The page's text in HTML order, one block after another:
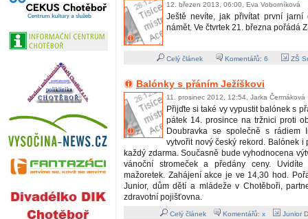
12. březen 2013, 06:00, Eva Voborníková
Ještě nevíte, jak přivítat první jarní
námět. Ve čtvrtek 21. března pořádá
Celý článek Komentářů: 6 ZŠ
Balónky s přáním Ježíškovi
11. prosinec 2012, 12:54, Jarka Čermáková
Přijďte si také vy vypustit balónek s
pátek 14. prosince na tržnici proti
Doubravka se společně s rádiem
vytvořit nový český rekord. Balónek i
každý zdarma. Současně bude vyhodnocena
vánoční stromeček a předány ceny. Uvidíte
mažoretek. Zahájení akce je ve 14,30 hod.
Junior, dům dětí a mládeže v Chotěboři,
zdravotní pojišťovna.
Celý článek Komentářů: x Junior